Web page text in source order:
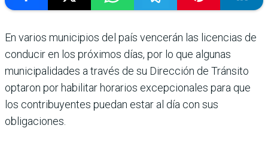
En varios municipios del país vencerán las licencias de
conducir en los próximos días, por lo que algunas
municipalidades a través de su Dirección de Tránsito
optaron por habilitar horarios excepcionales para que
los contribuyentes puedan estar al día con sus
obligaciones.